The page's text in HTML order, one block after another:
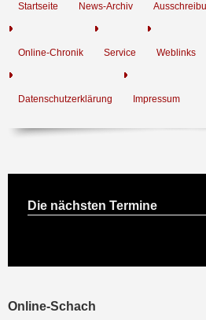
Startseite News-Archiv
Online-Chronik Service Weblinks
Datenschutzerklärung Impressum
Die nächsten Termine
Online-Schach